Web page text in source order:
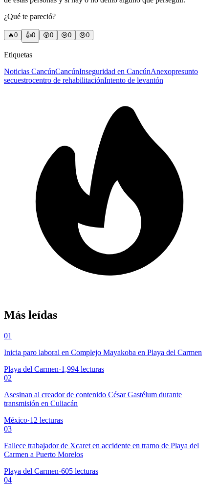
¿Qué te pareció?
🔥0 👍0 😲0 😢0 😠0
Etiquetas
Noticias CancúnCancúnInseguridad en CancúnAnexopresunto
secuestrocentro de rehabilitaciónIntento de levantón
Más leídas
01
Inicia paro laboral en Complejo Mayakoba en Playa del Carmen
Playa del Carmen·1,994 lecturas
02
Asesinan al creador de contenido César Gastélum durante
transmisión en Culiacán
México·12 lecturas
03
Fallece trabajador de Xcaret en accidente en tramo de Playa del
Carmen a Puerto Morelos
Playa del Carmen·605 lecturas
04